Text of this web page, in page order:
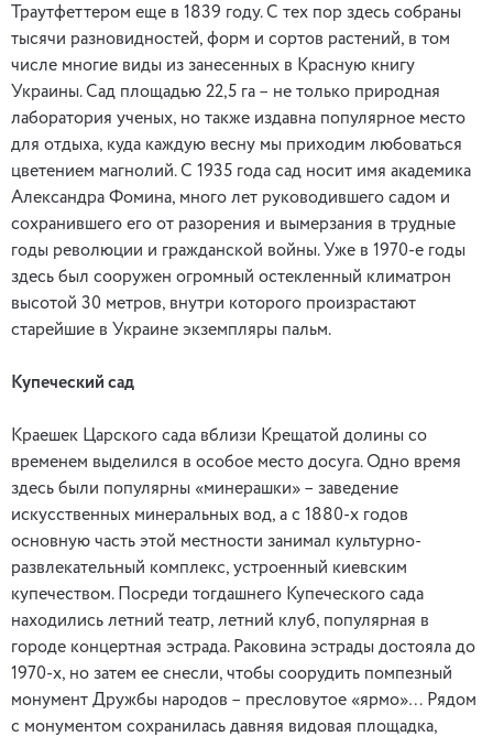
Траутфеттером еще в 1839 году. С тех пор здесь собраны
тысячи разновидностей, форм и сортов растений, в том
числе многие виды из занесенных в Красную книгу
Украины. Сад площадью 22,5 га – не только природная
лаборатория ученых, но также издавна популярное место
для отдыха, куда каждую весну мы приходим любоваться
цветением магнолий. С 1935 года сад носит имя академика
Александра Фомина, много лет руководившего садом и
сохранившего его от разорения и вымерзания в трудные
годы революции и гражданской войны. Уже в 1970-е годы
здесь был сооружен огромный остекленный климатрон
высотой 30 метров, внутри которого произрастают
старейшие в Украине экземпляры пальм.
Купеческий сад
Краешек Царского сада вблизи Крещатой долины со
временем выделился в особое место досуга. Одно время
здесь были популярны «минерашки» – заведение
искусственных минеральных вод, а с 1880-х годов
основную часть этой местности занимал культурно-
развлекательный комплекс, устроенный киевским
купечеством. Посреди тогдашнего Купеческого сада
находились летний театр, летний клуб, популярная в
городе концертная эстрада. Раковина эстрады достояла до
1970-х, но затем ее снесли, чтобы соорудить помпезный
монумент Дружбы народов – пресловутое «ярмо»… Рядом
с монументом сохранилась давняя видовая площадка,